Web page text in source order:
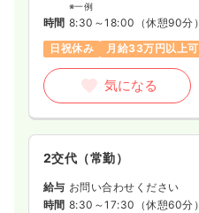
※一例
時間 8:30～18:00 （休憩90分）
日祝休み
月給33万円以上可
気になる
2交代（常勤）
給与 お問い合わせください
時間 8:30～17:30 （休憩60分）